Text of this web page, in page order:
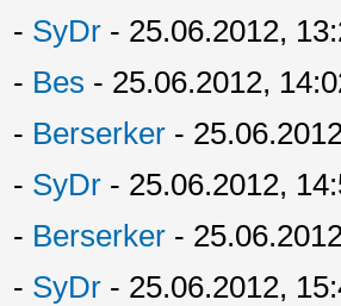
- SyDr - 25.06.2012,
- Bes - 25.06.2012,
- Berserker -
- SyDr - 25.06.2012,
- Berserker -
- SyDr - 25.06.2012,